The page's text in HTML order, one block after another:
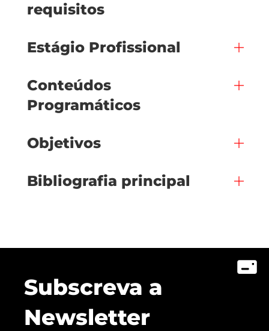
requisitos
Estágio Profissional
Conteúdos
Programáticos
Objetivos
Bibliografia principal
Subscreva a
Newsletter